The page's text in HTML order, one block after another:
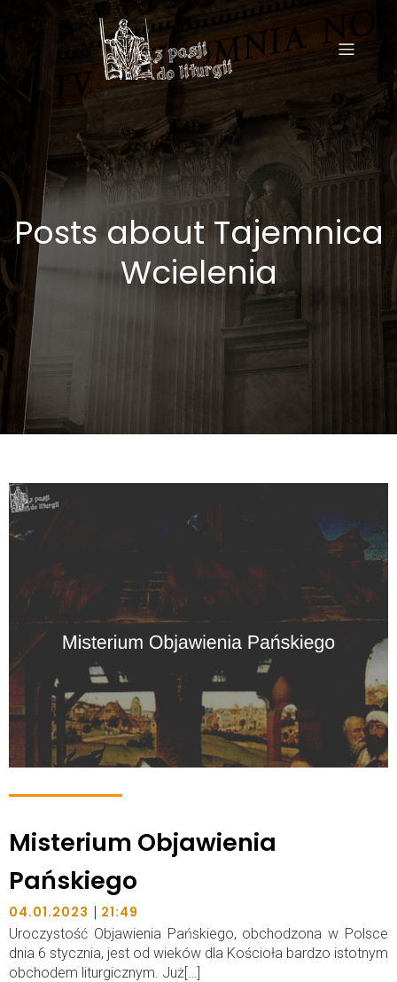
Posts about Tajemnica
Wcielenia
Misterium Objawienia
Pańskiego
04.01.2023 | 21:49
Uroczystość Objawienia Pańskiego, obchodzona w Polsce
dnia 6 stycznia, jest od wieków dla Kościoła bardzo istotnym
obchodem liturgicznym. Już[…]